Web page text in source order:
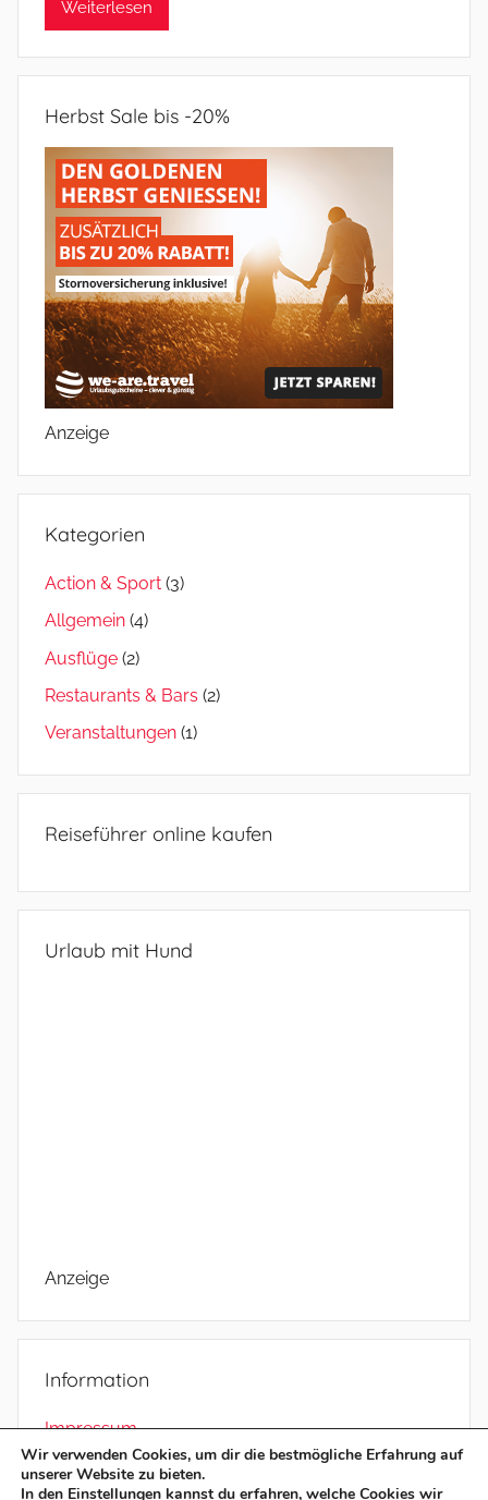
Weiterlesen
Herbst Sale bis -20%
Anzeige
Kategorien
Action & Sport (3)
Allgemein (4)
Ausflüge (2)
Restaurants & Bars (2)
Veranstaltungen (1)
Reiseführer online kaufen
Urlaub mit Hund
Anzeige
Information
Impressum
Datenschutz
Wir verwenden Cookies, um dir die bestmögliche Erfahrung auf
unserer Website zu bieten.
In den Einstellungen kannst du erfahren, welche Cookies wir